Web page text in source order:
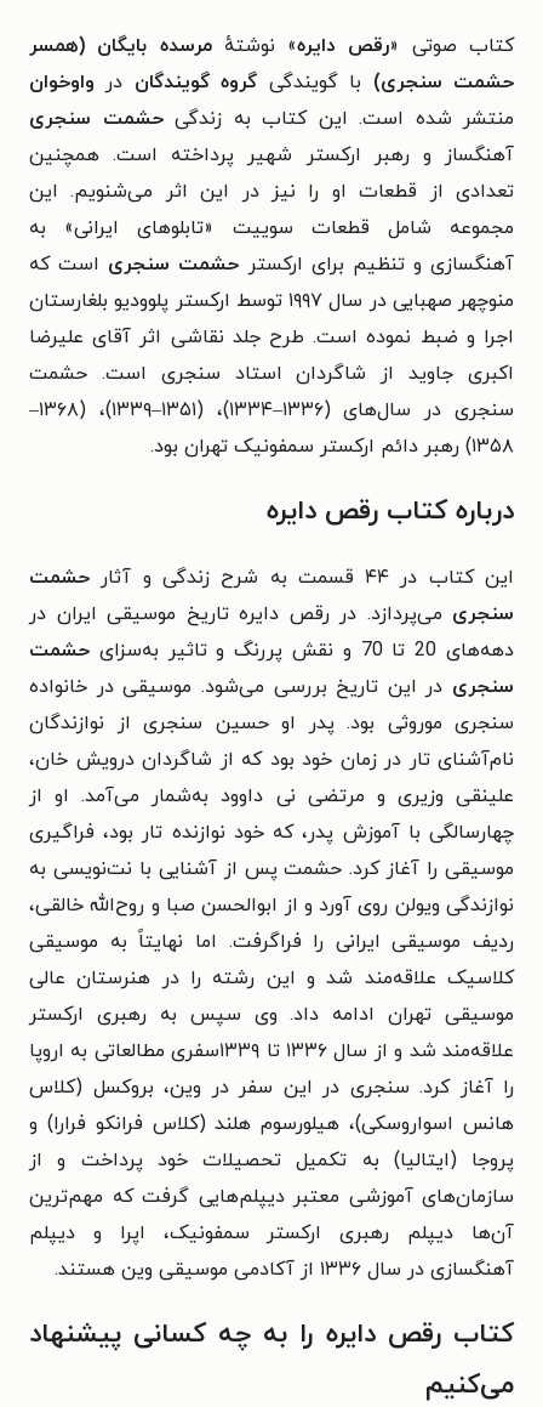
کتاب صوتی «رقص دایره» نوشتهٔ مرسده بایگان (همسر
حشمت سنجری) با گویندگی گروه گویندگان در واوخوان
منتشر شده است. این کتاب به زندگیحشمت سنجری
آهنگساز و رهبر ارکستر شهیر پرداخته است. همچنین
تعدادی از قطعات او را نیز در این اثر می‌شنویم. این
مجموعه شامل قطعات سوییت «تابلوهای ایرانی» به
آهنگسازی و تنظیم برای ارکستر حشمت سنجری است که
منوچهر صهبایی در سال ۱۹۹۷ توسط ارکستر پلوودیو بلغارستان
اجرا و ضبط نموده است. طرح جلد نقاشی اثر آقای علیرضا
اکبری جاوید از شاگردان استاد سنجری است. حشمت
سنجری در سال‌های (۱۳۳۶–۱۳۳۴)، (۱۳۵۱–۱۳۳۹)، (۱۳۶۸–
۱۳۵۸) رهبر دائم ارکستر سمفونیک تهران بود.
درباره کتاب رقص دایره
این کتاب در ۴۴ قسمت به شرح زندگی و آثار
حشمت
سنجری می‌پردازد. در رقص دایره تاریخ موسیقی ایران در
دهه‌های 20 تا 70 و نقش پررنگ و تاثیر به‌سزای
حشمت
سنجری در این تاریخ بررسی می‌شود. موسیقی در خانواده
سنجری موروثی بود. پدر او حسین سنجری از نوازندگان
نام‌آشنای تار در زمان خود بود که از شاگردان درویش خان،
علینقی وزیری و مرتضی نی داوود به‌شمار می‌آمد. او از
چهارسالگی با آموزش پدر، که خود نوازنده تار بود، فراگیری
موسیقی را آغاز کرد. حشمت پس از آشنایی با نت‌نویسی به
نوازندگی ویولن روی آورد و از ابوالحسن صبا و روح‌الله خالقی،
ردیف موسیقی ایرانی را فراگرفت. اما نهایتاً به موسیقی
کلاسیک علاقه‌مند شد و این رشته را در هنرستان عالی
موسیقی تهران ادامه داد. وی سپس به رهبری ارکستر
علاقه‌مند شد و از سال ۱۳۳۶ تا ۱۳۳۹سفری مطالعاتی به اروپا
را آغاز کرد. سنجری در این سفر در وین، بروکسل (کلاس
هانس اسواروسکی)، هیلورسوم هلند (کلاس فرانکو فرارا) و
پروجا (ایتالیا) به تکمیل تحصیلات خود پرداخت و از
سازمان‌های آموزشی معتبر دیپلم‌هایی گرفت که مهم‌ترین
آن‌ها دیپلم رهبری ارکستر سمفونیک، اپرا و دیپلم
آهنگسازی در سال ۱۳۳۶ از آکادمی موسیقی وین هستند.
کتاب رقص دایره را به چه کسانی پیشنهاد
می‌کنیم